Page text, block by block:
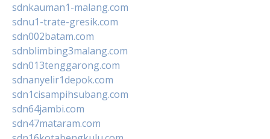
sdnkauman1-malang.com
sdnu1-trate-gresik.com
sdn002batam.com
sdnblimbing3malang.com
sdn013tenggarong.com
sdnanyelir1depok.com
sdn1cisampihsubang.com
sdn64jambi.com
sdn47mataram.com